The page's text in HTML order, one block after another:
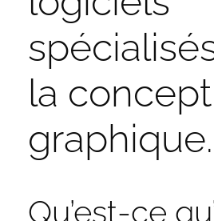
la
graphique.
Qu’est-ce